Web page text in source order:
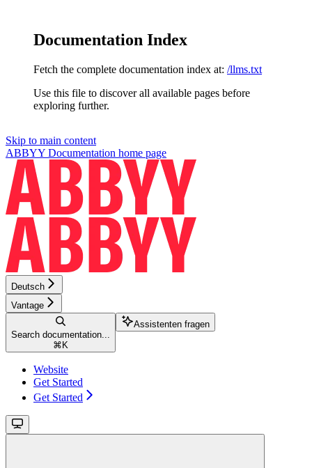
Documentation Index
Fetch the complete documentation index at: /llms.txt
Use this file to discover all available pages before
exploring further.
Skip to main content
ABBYY Documentation home page
Deutsch
Vantage
Search documentation...
⌘ K
Assistenten fragen
Website
Get Started
Get Started